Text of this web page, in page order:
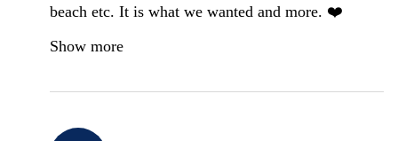
beach etc. It is what we wanted and more. ❤️
Show more